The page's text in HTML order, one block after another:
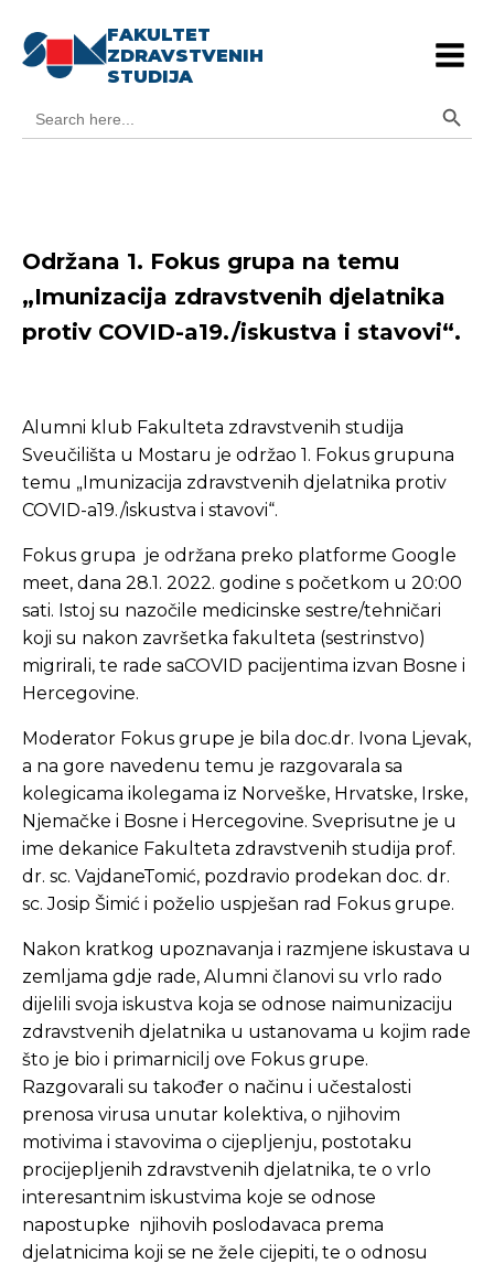
FAKULTET
ZDRAVSTVENIH
STUDIJA
for:
Održana 1. Fokus grupa na temu
„Imunizacija zdravstvenih djelatnika
protiv COVID-a19./iskustva i stavovi“.
Alumni klub Fakulteta zdravstvenih studija
Sveučilišta u Mostaru je održao 1. Fokus grupuna
temu „Imunizacija zdravstvenih djelatnika protiv
COVID-a19./iskustva i stavovi“.
Fokus grupa je održana preko platforme Google
meet, dana 28.1. 2022. godine s početkom u 20:00
sati. Istoj su nazočile medicinske sestre/tehničari
koji su nakon završetka fakulteta (sestrinstvo)
migrirali, te rade saCOVID pacijentima izvan Bosne i
Hercegovine.
Moderator Fokus grupe je bila doc.dr. Ivona Ljevak,
a na gore navedenu temu je razgovarala sa
kolegicama ikolegama iz Norveške, Hrvatske, Irske,
Njemačke i Bosne i Hercegovine. Sveprisutne je u
ime dekanice Fakulteta zdravstvenih studija prof.
dr. sc. VajdaneTomić, pozdravio prodekan doc. dr.
sc. Josip Šimić i poželio uspješan rad Fokus grupe.
Nakon kratkog upoznavanja i razmjene iskustava u
zemljama gdje rade, Alumni članovi su vrlo rado
dijelili svoja iskustva koja se odnose naimunizaciju
zdravstvenih djelatnika u ustanovama u kojim rade
što je bio i primarnicilj ove Fokus grupe.
Razgovarali su također o načinu i učestalosti
prenosa virusa unutar kolektiva, o njihovim
motivima i stavovima o cijepljenju, postotaku
procijepljenih zdravstvenih djelatnika, te o vrlo
interesantnim iskustvima koje se odnose
napostupke njihovih poslodavaca prema
djelatnicima koji se ne žele cijepiti, te o odnosu